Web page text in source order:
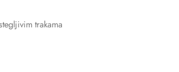
trakama